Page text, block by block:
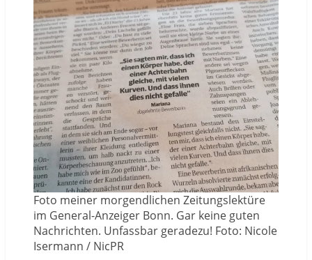
Foto meiner morgendlichen Zeitungslektüre
im General-Anzeiger Bonn. Gar keine guten
Nachrichten. Unfassbar geradezu! Foto: Nicole
Isermann / NicPR